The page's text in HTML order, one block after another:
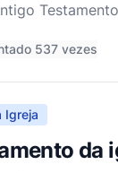
537 vezes
Igreja
da